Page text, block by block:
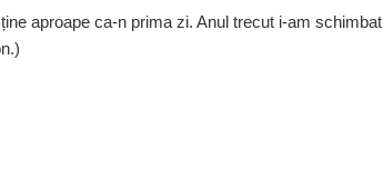
aproape ca-n prima zi. Anul trecut i-am schimbat